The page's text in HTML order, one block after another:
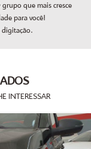
que mais cresce
para você!
digitação.
INTERESSAR